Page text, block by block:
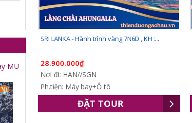
SRI LANKA - Hành trình vàng 7N6D , KH :...
28.900.000₫
Nơi đi: HAN//SGN
Ph.tiện: Máy bay+Ô tô
ĐẶT TOUR
MU